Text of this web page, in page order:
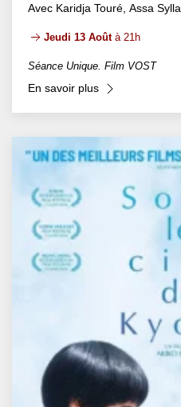
Avec Karidja Touré, Assa
Jeudi 13 Aoûtà 21h
Séance Unique. Film VOST
En savoir plus